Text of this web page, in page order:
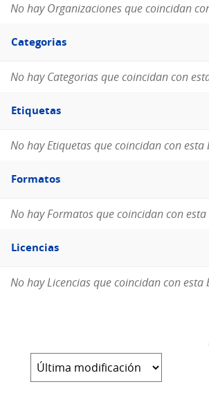
No hay Organizaciones que coincidan
Filtro
Categorias
Categorias
No hay Categorias que coincidan con
Filtro
Etiquetas
Etiquetas
No hay Etiquetas que coincidan con esta
Filtro
Formatos
Formatos
No hay Formatos que coincidan con
Filtro
Licencias
Licencias
No hay Licencias que coincidan con esta